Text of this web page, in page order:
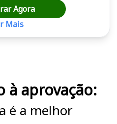
Agora
Mais
à aprovação:
é a melhor